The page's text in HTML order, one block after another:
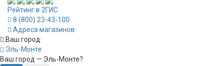
Рейтинг в 2ГИС
8 (800) 23-43-100
Адреса магазинов
Ваш город:
Эль-Монте
Ваш город — Эль-Монте?